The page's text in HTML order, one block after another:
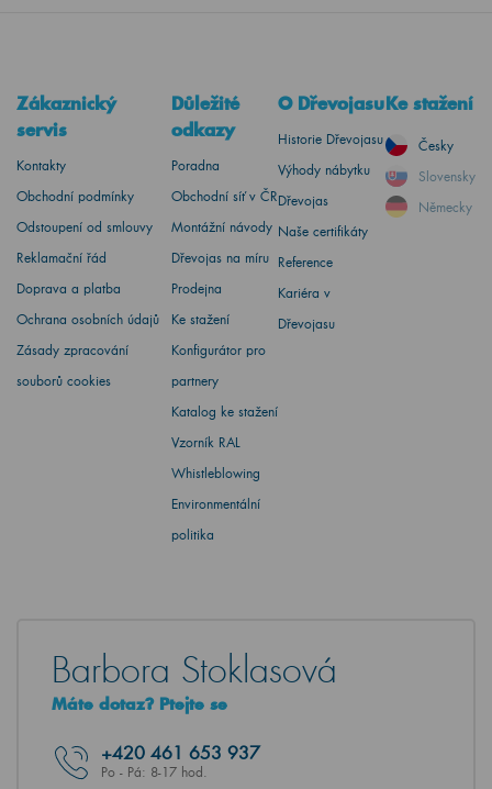
Zákaznický
servis
Kontakty
Obchodní podmínky
Odstoupení od smlouvy
Reklamační řád
Doprava a platba
Ochrana osobních údajů
Zásady zpracování
souborů cookies
Důležité
odkazy
Poradna
Obchodní síť v ČR
Montážní návody
Dřevojas na míru
Prodejna
Ke stažení
Konfigurátor pro
partnery
Katalog ke stažení
Vzorník RAL
Whistleblowing
Environmentální
politika
O Dřevojasu
Historie Dřevojasu
Výhody nábytku
Dřevojas
Naše certifikáty
Reference
Kariéra v
Dřevojasu
Ke stažení
Česky
Slovensky
Německy
Barbora Stoklasová
Máte dotaz? Ptejte se
+420 461 653 937
Po - Pá: 8-17 hod.